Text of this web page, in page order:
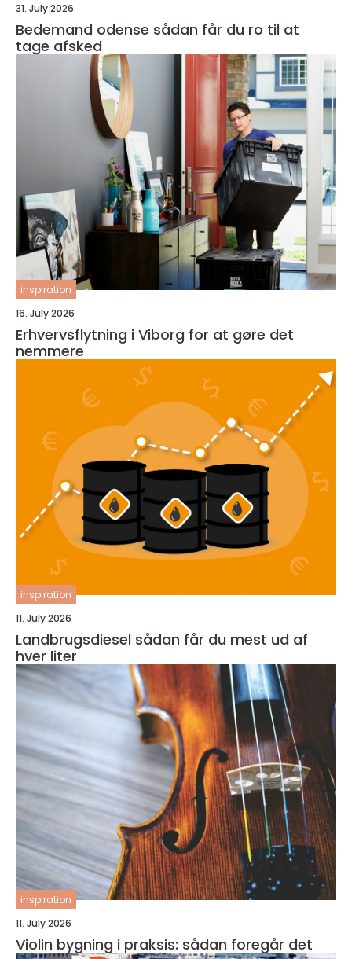
31. July 2026
Bedemand odense sådan får du ro til at
tage afsked
inspiration
16. July 2026
Erhvervsflytning i Viborg for at gøre det
nemmere
inspiration
11. July 2026
Landbrugsdiesel sådan får du mest ud af
hver liter
inspiration
11. July 2026
Violin bygning i praksis: sådan foregår det